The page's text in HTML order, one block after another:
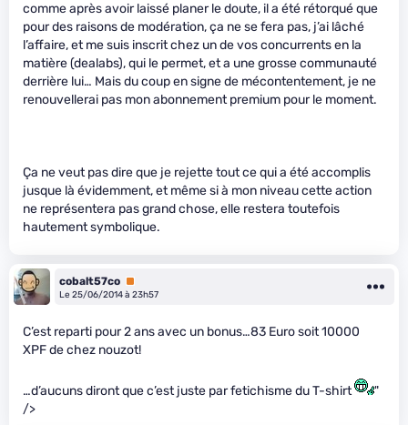
comme après avoir laissé planer le doute, il a été rétorqué que
pour des raisons de modération, ça ne se fera pas, j’ai lâché
l’affaire, et me suis inscrit chez un de vos concurrents en la
matière (dealabs), qui le permet, et a une grosse communauté
derrière lui… Mais du coup en signe de mécontentement, je ne
renouvellerai pas mon abonnement premium pour le moment.
Ça ne veut pas dire que je rejette tout ce qui a été accomplis
jusque là évidemment, et même si à mon niveau cette action
ne représentera pas grand chose, elle restera toutefois
hautement symbolique.
cobalt57co Premium
Le 25/06/2014 à 23h57
C’est reparti pour 2 ans avec un bonus…83 Euro soit 10000
XPF de chez nouzot!
…d’aucuns diront que c’est juste par fetichisme du T-shirt
"
/>